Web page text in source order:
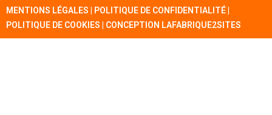
MENTIONS LÉGALES POLITIQUE DE CONFIDENTIALITÉ
POLITIQUE DE COOKIES | CONCEPTION LAFABRIQUE2SITES